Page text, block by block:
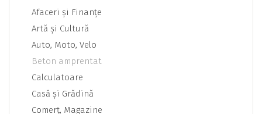
Afaceri şi Finanţe
Artă şi Cultură
Auto, Moto, Velo
Beton amprentat
Calculatoare
Casă şi Grădină
Comerţ, Magazine